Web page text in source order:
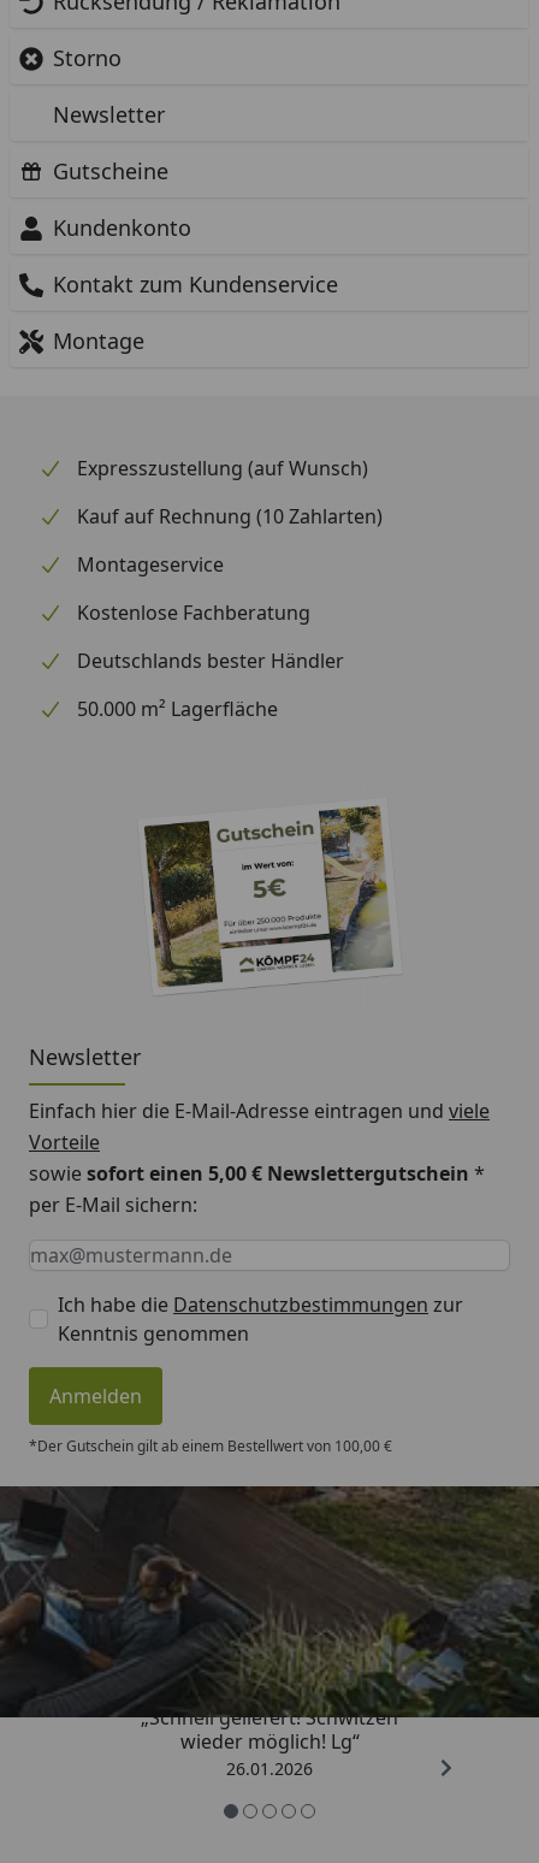
Storno
Newsletter
Gutscheine
Kundenkonto
Kontakt zum Kundenservice
Montage
Expresszustellung (auf Wunsch)
Kauf auf Rechnung (10 Zahlarten)
Montageservice
Kostenlose Fachberatung
Deutschlands bester Händler
50.000 m² Lagerfläche
Newsletter
Einfach hier die E-Mail-Adresse eintragen und viele
Vorteile
sowiesofort einen 5,00 € Newslettergutschein *
per E-Mail sichern:
Keine Eingabe erforderlich
Eingabe erforderlich
E-Mail *
Ich habe die Datenschutzbestimmungen zur
Kenntnis genommen
Anmelden
*Der Gutschein gilt ab einem Bestellwert von 100,00 €
Trusted Shops
„Schnell geliefert! Schwitzen
wieder möglich! Lg“
26.01.2026